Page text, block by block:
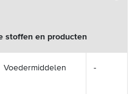
stoffen en producten
Voedermiddelen -